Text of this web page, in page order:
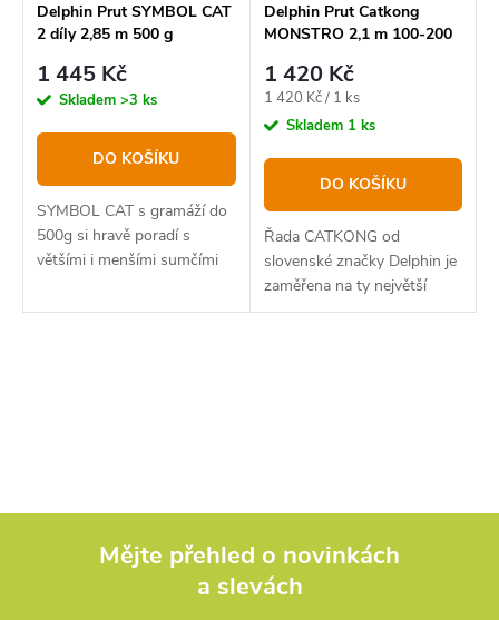
Delphin Prut SYMBOL CAT
2 díly 2,85 m 500 g
1 445 Kč
Skladem >3 ks
DO KOŠÍKU
SYMBOL CAT s gramáží do
500g si hravě poradí s
většími i menšími sumčími
Delphin Prut Catkong
MONSTRO 2,1 m 100-200
1 420 Kč
Měrná
cena:
1 420 Kč / 1 ks
Skladem 1 ks
DO KOŠÍKU
Řada CATKONG od
slovenské značky Delphin je
zaměřena na ty největší
ryby.
á
Mějte přehled o novinkách
a slevách